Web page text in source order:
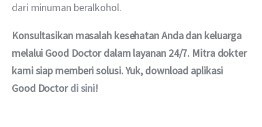
dari minuman beralkohol.
Konsultasikan masalah kesehatan Anda dan keluarga
melalui Good Doctor dalam layanan 24/7. Mitra dokter
kami siap memberi solusi. Yuk, download aplikasi
Good Doctor di sini!